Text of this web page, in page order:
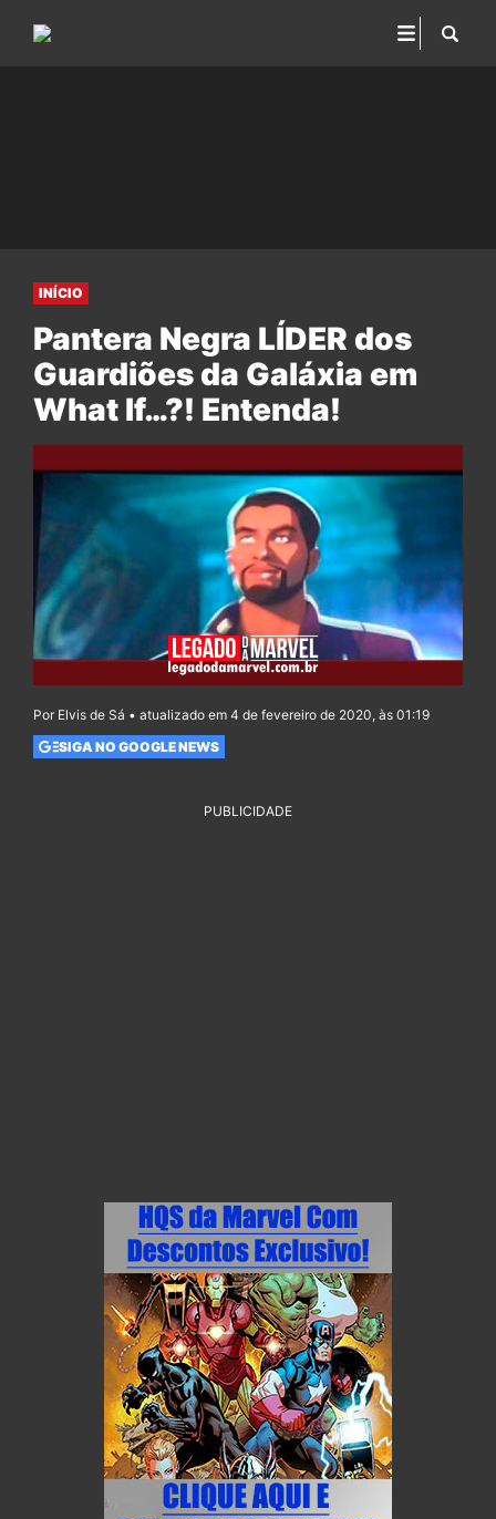
INÍCIO
Pantera Negra LÍDER dos
Guardiões da Galáxia em
What If…?! Entenda!
Por Elvis de Sá • atualizado em 4 de fevereiro de 2020, às 01:19
SIGA NO GOOGLE NEWS
PUBLICIDADE